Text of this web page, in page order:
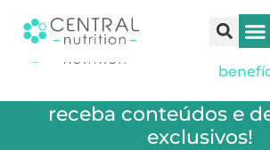
Whey
receba conteúdos e
exclusivos!